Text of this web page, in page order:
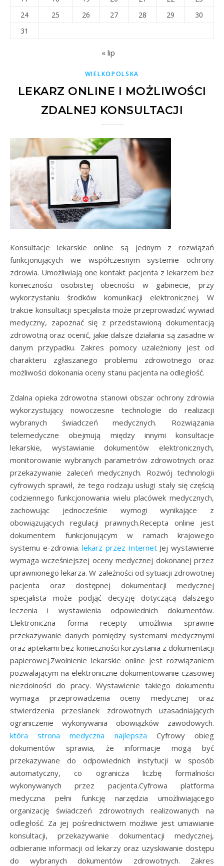
24
25 26 27 28 29
30
31
« lip
WIELKOPOLSKA
LEKARZ ONLINE I MOŻLIWOŚCI
ZDALNEJ KONSULTACJI
Konsultacje lekarskie online są jednym z rozwiązań
funkcjonujących we współczesnym systemie ochrony
zdrowia. Umożliwiają one kontakt pacjenta z lekarzem bez
konieczności osobistej obecności w gabinecie, przy
wykorzystaniu środków komunikacji elektronicznej. W
trakcie konsultacji specjalista może przeprowadzić wywiad
medyczny, zapoznać się z przedstawioną dokumentacją
zdrowotną oraz ocenić, jakie dalsze działania są zasadne w
danym przypadku. Zakres pomocy uzależniony jest od
charakteru zgłaszanego problemu zdrowotnego oraz
możliwości dokonania oceny stanu pacjenta na odległość.
Zdalna opieka zdrowotna stanowi obszar ochrony zdrowia
wykorzystujący nowoczesne technologie do realizacji
wybranych świadczeń medycznych. Rozwiązania
telemedyczne obejmują między innymi konsultacje
lekarskie, wystawianie dokumentów elektronicznych,
monitorowanie wybranych parametrów zdrowotnych oraz
przekazywanie zaleceń medycznych. Rozwój technologii
cyfrowych sprawił, że tego rodzaju usługi stały się częścią
codziennego funkcjonowania wielu placówek medycznych,
zachowując jednocześnie wymogi wynikające z
obowiązujących regulacji prawnych.Recepta online jest
dokumentem funkcjonującym w ramach krajowego
systemu e-zdrowia.lekarz przez InternetJej wystawienie
wymaga wcześniejszej oceny medycznej dokonanej przez
uprawnionego lekarza. W zależności od sytuacji zdrowotnej
pacjenta oraz dostępnej dokumentacji medycznej
specjalista może podjąć decyzję dotyczącą dalszego
leczenia i wystawienia odpowiednich dokumentów.
Elektroniczna forma recepty umożliwia sprawne
przekazywanie danych pomiędzy systemami medycznymi
oraz aptekami bez konieczności korzystania z dokumentacji
papierowej.Zwolnienie lekarskie online jest rozwiązaniem
pozwalającym na elektroniczne dokumentowanie czasowej
niezdolności do pracy. Wystawienie takiego dokumentu
wymaga przeprowadzenia oceny medycznej oraz
stwierdzenia przesłanek zdrowotnych uzasadniających
ograniczenie wykonywania obowiązków zawodowych.
która strona medyczna najlepsza Cyfrowy obieg
dokumentów sprawia, że informacje mogą być
przekazywane do odpowiednich instytucji w sposób
automatyczny, co ogranicza liczbę formalności
wykonywanych przez pacjenta.Cyfrowa platforma
medyczna pełni funkcję narzędzia umożliwiającego
organizację świadczeń zdrowotnych realizowanych na
odległość. Za jej pośrednictwem możliwe jest umawianie
konsultacji, przekazywanie dokumentacji medycznej,
odbieranie informacji od lekarzy oraz uzyskiwanie dostępu
do wybranych dokumentów zdrowotnych. Zakres